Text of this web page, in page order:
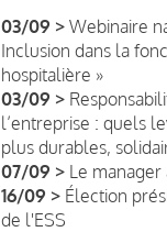
03/09 > Webinaire
Inclusion dans la
hospitalière »
03/09 >
l’entreprise : quels
plus durables,
07/09 > Le
16/09 > Élection
de l'ESS